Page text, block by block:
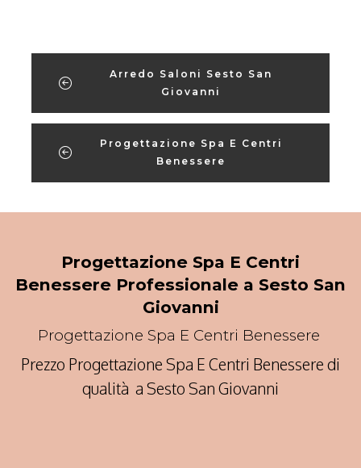
Arredo Saloni Sesto San
Giovanni
Progettazione Spa E Centri
Benessere
Progettazione Spa E Centri
Benessere Professionale a Sesto San
Giovanni
Progettazione Spa E Centri Benessere
Prezzo Progettazione Spa E Centri Benessere di
qualità a Sesto San Giovanni